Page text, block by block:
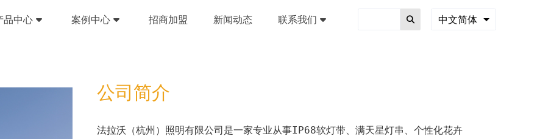
品中心 案例中心 招商加盟 新闻动态 联系我们 中文简体
公司简介
法拉沃（杭州）照明有限公司是一家专业从事IP68软灯带、满天星灯串、个性化花卉